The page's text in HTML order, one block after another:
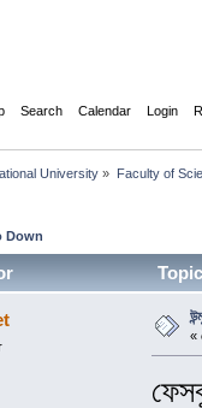
Search Calendar Login
University » Faculty of
Down
«